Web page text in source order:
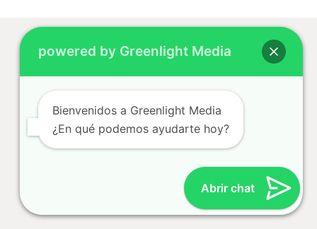
powered by Greenlight Media
Bienvenidos a Greenlight Media
¿En qué podemos ayudarte hoy?
Abrir chat